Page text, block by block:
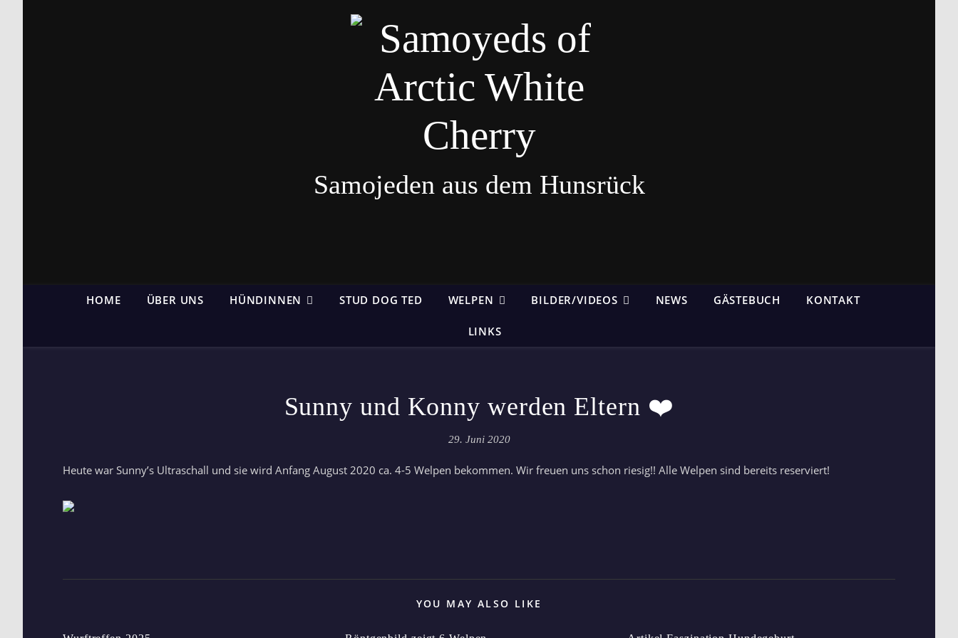
Samojeden aus dem Hunsrück
HOME ÜBER UNS HÜNDINNEN STUD DOG TED WELPEN BILDER/VIDEOS NEWS GÄSTEBUCH KONTAKT
LINKS
Sunny und Konny werden Eltern ❤️
29. Juni 2020
Heute war Sunny’s Ultraschall und sie wird Anfang August 2020 ca. 4-5 Welpen bekommen. Wir freuen uns schon riesig!! Alle Welpen sind bereits reserviert!
YOU MAY ALSO LIKE